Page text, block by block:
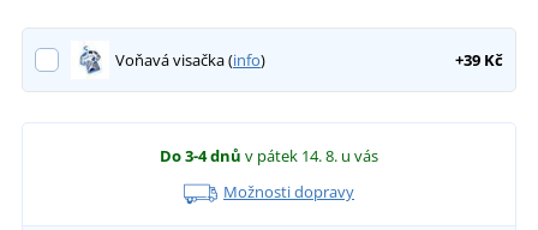
Voňavá visačka (info) +39 Kč
Do 3-4 dnů v pátek 14. 8. u vás
Možnosti dopravy